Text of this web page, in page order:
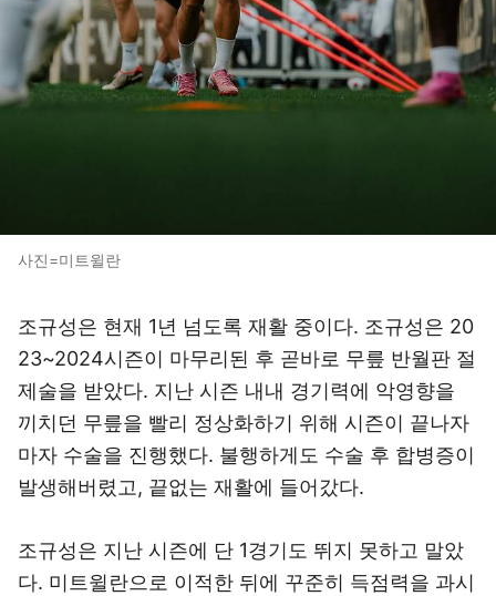
사진=미트윌란
조규성은 현재 1년 넘도록 재활 중이다. 조규성은 20
23~2024시즌이 마무리된 후 곧바로 무릎 반월판 절
제술을 받았다. 지난 시즌 내내 경기력에 악영향을
끼치던 무릎을 빨리 정상화하기 위해 시즌이 끝나자
마자 수술을 진행했다. 불행하게도 수술 후 합병증이
발생해버렸고, 끝없는 재활에 들어갔다.
조규성은 지난 시즌에 단 1경기도 뛰지 못하고 말았
다. 미트윌란으로 이적한 뒤에 꾸준히 득점력을 과시